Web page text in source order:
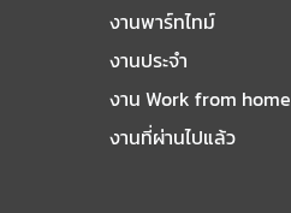
งานพาร์ทไทม์
งานประจำ
งาน Work from home
งานที่ผ่านไปแล้ว